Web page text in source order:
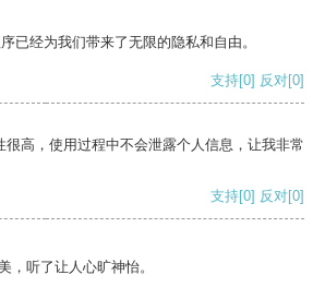
已经为我们带来了无限的隐私和自由。
支持[0] 反对[0]
很高，使用过程中不会泄露个人信息，让我非常
支持[0] 反对[0]
，听了让人心旷神怡。